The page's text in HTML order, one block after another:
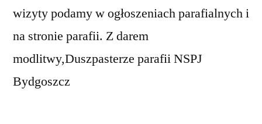
wizyty podamy w ogłoszeniach parafialnych i
na stronie parafii. Z darem
modlitwy,Duszpasterze parafii NSPJ
Bydgoszcz